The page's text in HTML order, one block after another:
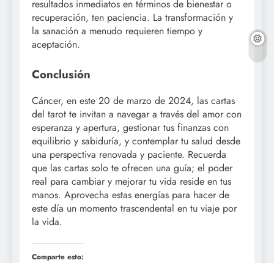
resultados inmediatos en términos de bienestar o
recuperación, ten paciencia. La transformación y
la sanación a menudo requieren tiempo y
aceptación.
Conclusión
Cáncer, en este 20 de marzo de 2024, las cartas
del tarot te invitan a navegar a través del amor con
esperanza y apertura, gestionar tus finanzas con
equilibrio y sabiduría, y contemplar tu salud desde
una perspectiva renovada y paciente. Recuerda
que las cartas solo te ofrecen una guía; el poder
real para cambiar y mejorar tu vida reside en tus
manos. Aprovecha estas energías para hacer de
este día un momento trascendental en tu viaje por
la vida.
Comparte esto: